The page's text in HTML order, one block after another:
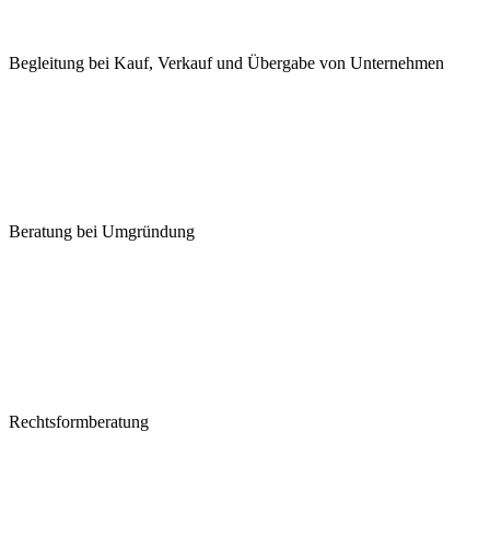
Begleitung bei Kauf, Verkauf und Übergabe von Unternehmen
Beratung bei Umgründung
Rechtsformberatung